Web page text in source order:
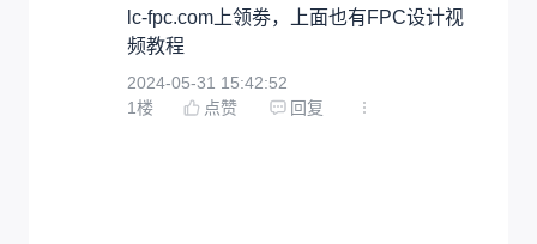
lc-fpc.com上领劵，上面也有FPC设计视
频教程
2024-05-31 15:42:52
1楼 点赞 回复